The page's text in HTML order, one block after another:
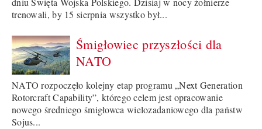
trenowali, by 15 sierpnia wszystko był...
Śmigłowiec przyszłości dla
NATO
NATO rozpoczęło kolejny etap programu „Next Generation
Rotorcraft Capability”, którego celem jest opracowanie
nowego średniego śmigłowca wielozadaniowego dla państw
Sojus...